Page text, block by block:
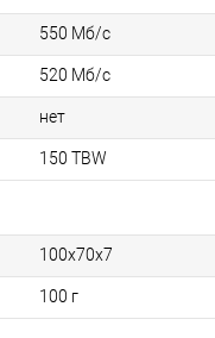
550 Мб/с
520 Мб/с
нет
150 TBW
100х70х7
100 г